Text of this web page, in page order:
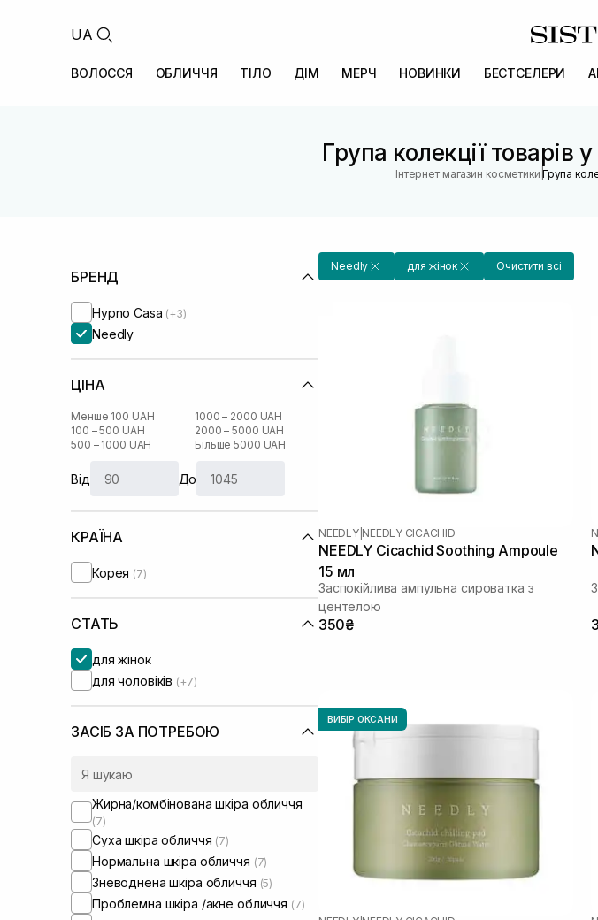
UA
ВОЛОССЯ ОБЛИЧЧЯ ТІЛО ДІМ МЕРЧ НОВИНКИ БЕСТСЕЛЕРИ
Група колекції товарів
Інтернет магазин косметики |Група
БРЕНД
Hypno Casa (+3)
Needly
ЦІНА
Менше 100 UAH
100 – 500 UAH
500 – 1000 UAH
1000 – 2000 UAH
2000 – 5000 UAH
Більше 5000 UAH
Від До
КРАЇНА
Корея (7)
СТАТЬ
для жінок
для чоловіків (+7)
ЗАСІБ ЗА ПОТРЕБОЮ
Жирна/комбінована шкіра обличчя
(7)
Суха шкіра обличчя (7)
Нормальна шкіра обличчя (7)
Зневоднена шкіра обличчя (5)
Проблемна шкіра /акне обличчя (7)
Needly для жінок Очистити всі
NEEDLY| NEEDLY CICACHID
NEEDLY Cicachid Soothing Ampoule
15 мл
Заспокійлива ампульна сироватка з
центелою
350₴
ВИБІР ОКСАНИ